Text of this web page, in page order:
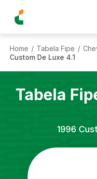
Home / Tabela Fipe /
Custom De Luxe 4.1
Tabela
1996